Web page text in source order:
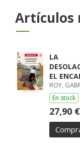
Artículos
LA
EL
ROY,
En stock
27,90 €